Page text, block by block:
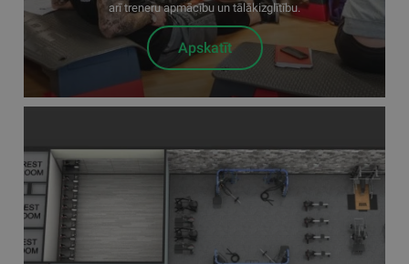
arī treneru apmācību un tālākizglītību.
Apskatīt